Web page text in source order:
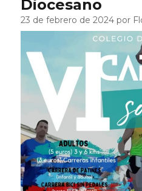
Diocesano
23 de febrero de 2024 por